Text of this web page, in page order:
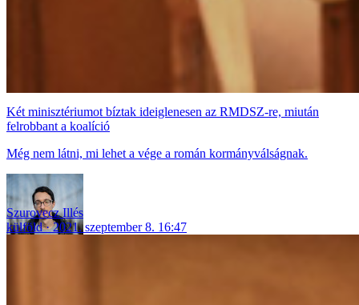
Két minisztériumot bíztak ideiglenesen az RMDSZ-re, miután
felrobbant a koalíció
Még nem látni, mi lehet a vége a román kormányválságnak.
Szurovecz Illés
külföld
2021. szeptember 8. 16:47